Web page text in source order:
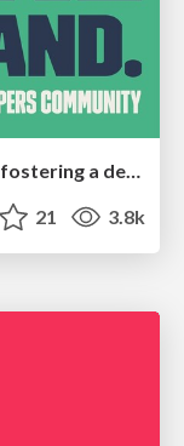
No one is an island. Learnings from fostering a developers community.
21 3.8k